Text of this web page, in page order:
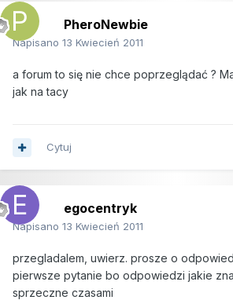
PheroNewbie
Napisano 13 Kwiecień 2011
a forum to się nie chce poprzeglądać ?
jak na tacy
Cytuj
egocentryk
Napisano 13 Kwiecień 2011
przegladalem, uwierz. prosze o
pierwsze pytanie bo odpowiedzi jakie
sprzeczne czasami